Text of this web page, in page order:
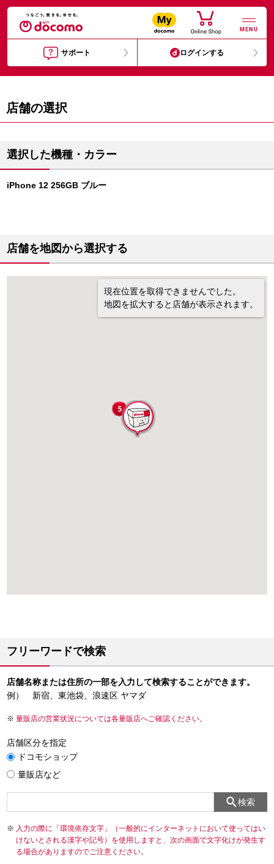
MENU
サポート ログインする
店舗の選択
選択した機種・カラー
iPhone 12 256GB ブルー
店舗を地図から選択する
現在位置を取得できませんでした。
地図を拡大すると店舗が表示されます。
フリーワードで検索
店舗名称または住所の一部を入力して検索することができます。
例） 新宿、東池袋、浪速区 ヤマダ
量販店の営業状況については各量販店へご確認ください。
店舗区分を指定
ドコモショップ
量販店など
検索
入力の際に「環境依存文字」（一般的にインターネットにおいて使ってはい
けないとされる漢字や記号）を使用しますと、次の画面で文字化けが発生す
る場合がありますのでご注意ください。